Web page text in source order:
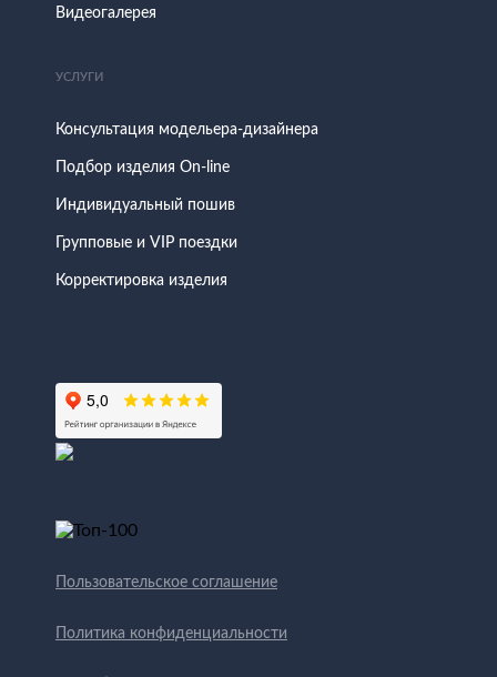
Видеогалерея
УСЛУГИ
Консультация модельера-дизайнера
Подбор изделия On-line
Индивидуальный пошив
Групповые и VIP поездки
Корректировка изделия
Пользовательское соглашение
Политика конфиденциальности